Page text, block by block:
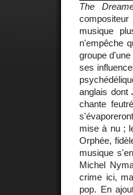
The
musique
n'empêche
groupe
ses
anglais dont
chante
mise à nu ;
Orphée,
musique
Michel
crime ici,
pop. En